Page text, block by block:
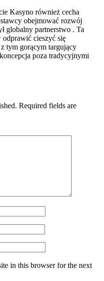
Kasyno również cecha
obejmować rozwój
globalny partnerstwo . Ta
cieszyć się
tym gorącym targujący
poza tradycyjnymi
Required fields are
in this browser for the next